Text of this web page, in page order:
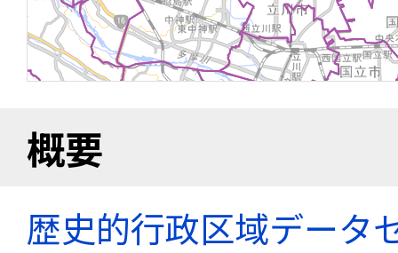
概要
歴史的行政区域データ